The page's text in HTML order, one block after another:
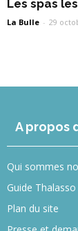
Les spas
La Bulle - 29
A propos
Qui sommes
Guide Thalasso
Plan du site